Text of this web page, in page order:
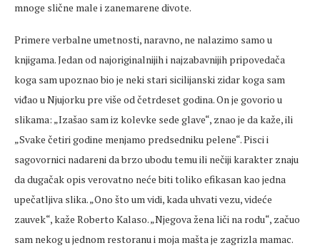
mnoge slične male i zanemarene divote.
Primere verbalne umetnosti, naravno, ne nalazimo samo u
knjigama. Jedan od najoriginalnijih i najzabavnijih pripovedača
koga sam upoznao bio je neki stari sicilijanski zidar koga sam
viđao u Njujorku pre više od četrdeset godina. On je govorio u
slikama: „Izašao sam iz kolevke sede glave“, znao je da kaže, ili
„Svake četiri godine menjamo predsedniku pelene“. Pisci i
sagovornici nadareni da brzo ubodu temu ili nečiji karakter znaju
da dugačak opis verovatno neće biti toliko efikasan kao jedna
upečatljiva slika. „Ono što um vidi, kada uhvati vezu, videće
zauvek“, kaže Roberto Kalaso. „Njegova žena liči na rodu“, začuo
sam nekog u jednom restoranu i moja mašta je zagrizla mamac.